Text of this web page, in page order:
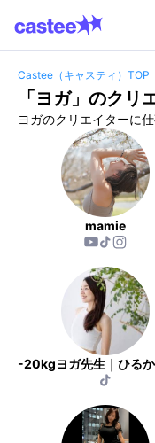
Castee（キャスティ）TOP
「ヨガ」のクリ
ヨガのクリエイターに
mamie